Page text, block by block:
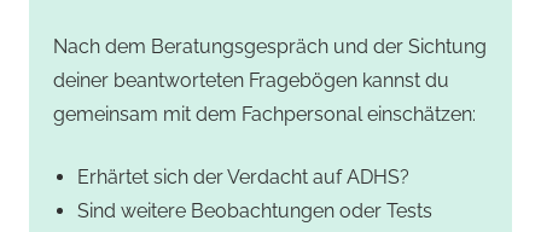
Nach dem Beratungsgespräch und der Sichtung
deiner beantworteten Fragebögen kannst du
gemeinsam mit dem Fachpersonal einschätzen:
Erhärtet sich der Verdacht auf ADHS?
Sind weitere Beobachtungen oder Tests